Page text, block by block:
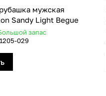
мужская
Sandy Light Begue
запас
029